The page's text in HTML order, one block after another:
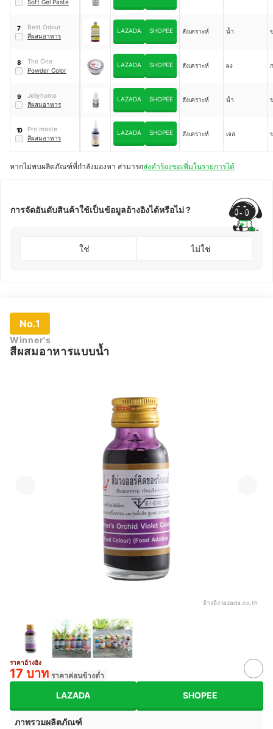
Soft Gel Paste
7
Best Odour
สีผสมอาหาร
LAZADA SHOPEE สังเคราะห์ น้ำ
8
The One
Powder Color
LAZADA SHOPEE สังเคราะห์ ผง
9
Jellyhome
สีผสมอาหาร
LAZADA SHOPEE สังเคราะห์ น้ำ
10
Pro maste
สีผสมอาหาร
LAZADA SHOPEE สังเคราะห์ เจล
หากไม่พบผลิตภัณฑ์ที่กำลังมองหา สามารถส่งคำร้องขอเพิ่มในรายการได้
การจัดอันดับสินค้าใช้เป็นข้อมูลอ้างอิงได้หรือไม่ ?
ใช่ ไม่ใช่
No.1
Winner's
สีผสมอาหารแบบน้ำ
อ้างอิง:lazada.co.th
ราคาอ้างอิง
17 บาท ราคาค่อนข้างต่ำ
LAZADA SHOPEE
ภาพรวมผลิตภัณฑ์